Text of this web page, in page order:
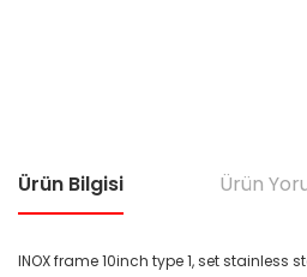
Ürün Bilgisi Ürün
INOX frame 10inch type 1, set stainless